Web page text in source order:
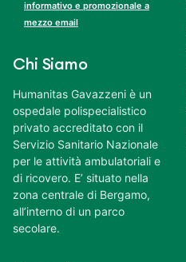
informativo e promozionale a
mezzo email
Chi Siamo
Humanitas Gavazzeni è un
ospedale polispecialistico
privato accreditato con il
Servizio Sanitario Nazionale
per le attività ambulatoriali e
di ricovero. E’ situato nella
zona centrale di Bergamo,
all’interno di un parco
secolare.